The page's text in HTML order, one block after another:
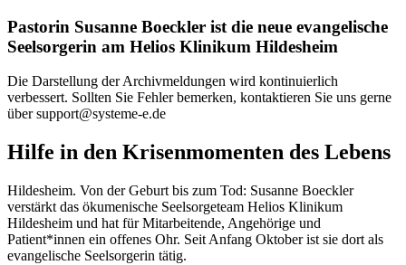
Pastorin Susanne Boeckler ist die neue evangelische
Seelsorgerin am Helios Klinikum Hildesheim
Die Darstellung der Archivmeldungen wird kontinuierlich
verbessert. Sollten Sie Fehler bemerken, kontaktieren Sie uns gerne
über support@systeme-e.de
Hilfe in den Krisenmomenten des Lebens
Hildesheim. Von der Geburt bis zum Tod: Susanne Boeckler
verstärkt das ökumenische Seelsorgeteam Helios Klinikum
Hildesheim und hat für Mitarbeitende, Angehörige und
Patient*innen ein offenes Ohr. Seit Anfang Oktober ist sie dort als
evangelische Seelsorgerin tätig.